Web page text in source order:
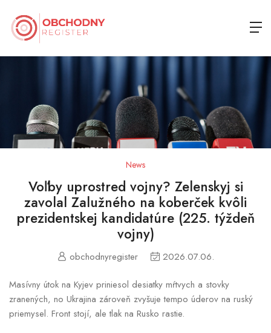
News
Voľby uprostred vojny? Zelenskyj si
zavolal Zalužného na koberček kvôli
prezidentskej kandidatúre (225. týždeň
vojny)
obchodnyregister 2026.07.06.
Masívny útok na Kyjev priniesol desiatky mŕtvych a stovky
zranených, no Ukrajina zároveň zvyšuje tempo úderov na ruský
priemysel. Front stojí, ale tlak na Rusko rastie.